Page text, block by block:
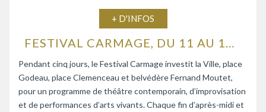
+ D'INFOS
FESTIVAL CARMAGE, DU 11 AU 15 AOÛT 2026
Pendant cinq jours, le Festival Carmage investit la Ville, place
Godeau, place Clemenceau et belvédère Fernand Moutet,
pour un programme de théâtre contemporain, d’improvisation
et de performances d’arts vivants. Chaque fin d’après-midi et